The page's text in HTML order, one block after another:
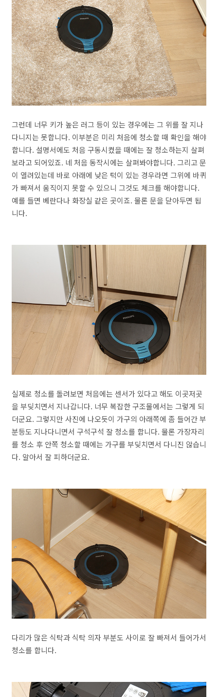
그런데 너무 키가 높은 러그 등이 있는 경우에는 그 위를 잘 지나
다니지는 못합니다. 이부분은 미리 처음에 청소할 때 확인을 해야
합니다. 설명서에도 처음 구동시켰을 때에는 잘 청소하는지 살펴
보라고 되어있죠. 네 처음 동작시에는 살펴봐야합니다. 그리고 문
이 열려있는데 바로 아래에 낮은 턱이 있는 경우라면 그위에 바퀴
가 빠져서 움직이지 못할 수 있으니 그것도 체크를 해야합니다.
예를 들면 베란다나 화장실 같은 곳이죠. 물론 문을 닫아두면 됩
니다.
실제로 청소를 돌려보면 처음에는 센서가 있다고 해도 이곳저곳
을 부딪치면서 지나갑니다. 너무 복잡한 구조물에서는 그렇게 되
더군요. 그렇지만 사진에 나오듯이 가구의 아래쪽에 좀 들어간 부
분등도 지나다니면서 구석구석 잘 청소를 합니다. 물론 가장자리
를 청소 후 안쪽 청소할 때에는 가구를 부딪치면서 다니진 않습니
다. 알아서 잘 피하더군요.
다리가 많은 식탁과 식탁 의자 부분도 사이로 잘 빠져서 들어가서
청소를 합니다.